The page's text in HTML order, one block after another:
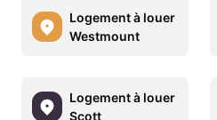
Logement à louer
Westmount
Logement à louer
Scott